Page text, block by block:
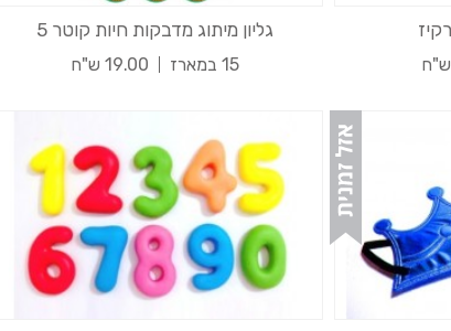
גליון מיתוג מדבקות חיות קוטר 5
15 במארז 19.00 ש"ח